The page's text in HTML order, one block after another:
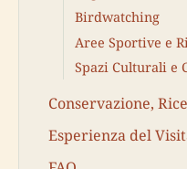
Aree Sportive e
Spazi Culturali e
Conservazione,
Esperienza del
FAQ